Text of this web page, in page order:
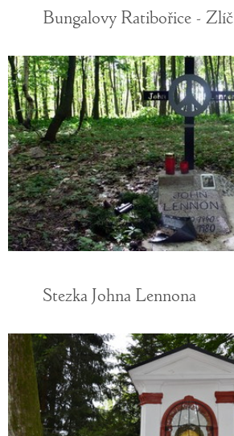
Bungalovy Ratibořice - Zlíč
Stezka Johna Lennona